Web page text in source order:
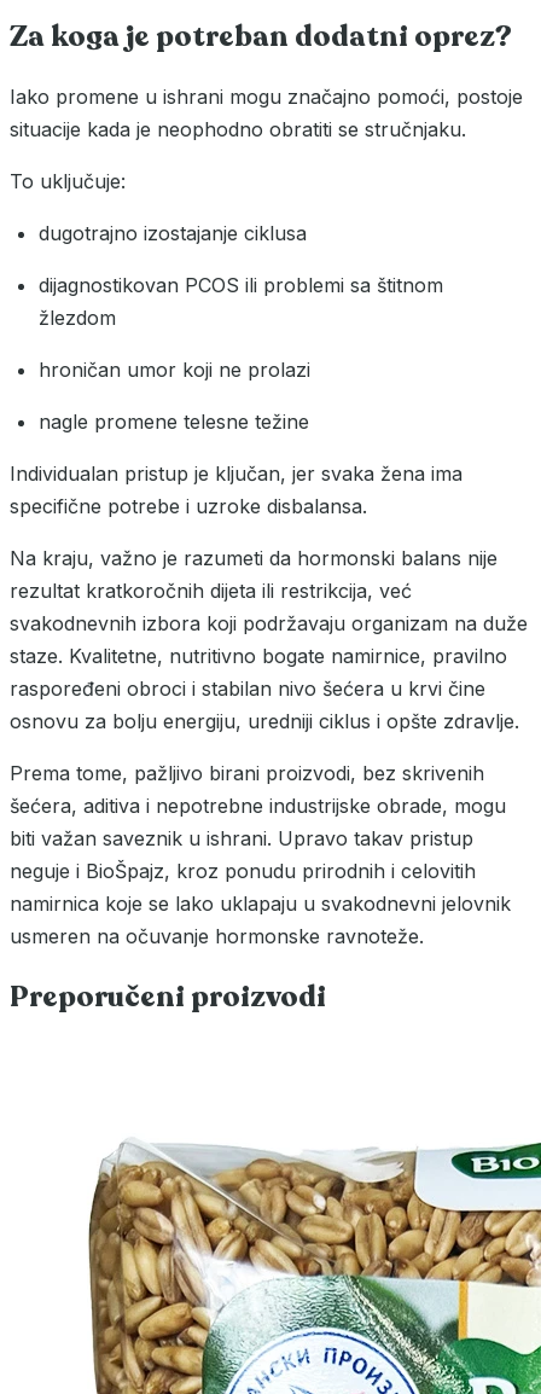
Za koga je potreban dodatni oprez?
Iako promene u ishrani mogu značajno pomoći, postoje
situacije kada je neophodno obratiti se stručnjaku.
To uključuje:
dugotrajno izostajanje ciklusa
dijagnostikovan PCOS ili problemi sa štitnom
žlezdom
hroničan umor koji ne prolazi
nagle promene telesne težine
Individualan pristup je ključan, jer svaka žena ima
specifične potrebe i uzroke disbalansa.
Na kraju, važno je razumeti da hormonski balans nije
rezultat kratkoročnih dijeta ili restrikcija, već
svakodnevnih izbora koji podržavaju organizam na duže
staze. Kvalitetne, nutritivno bogate namirnice, pravilno
raspoređeni obroci i stabilan nivo šećera u krvi čine
osnovu za bolju energiju, uredniji ciklus i opšte zdravlje.
Prema tome, pažljivo birani proizvodi, bez skrivenih
šećera, aditiva i nepotrebne industrijske obrade, mogu
biti važan saveznik u ishrani. Upravo takav pristup
neguje i BioŠpajz, kroz ponudu prirodnih i celovitih
namirnica koje se lako uklapaju u svakodnevni jelovnik
usmeren na očuvanje hormonske ravnoteže.
Preporučeni proizvodi